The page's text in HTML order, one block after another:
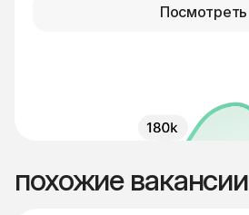
Посмотреть
похожие вакансии